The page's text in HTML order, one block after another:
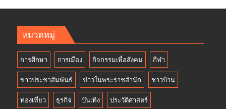
หมวดหมู่
การศึกษา การเมือง กิจกรรมเพื่อสังคม กีฬา
ข่าวประชาสัมพันธ์ ข่าวในพระราชสำนัก ชาวบ้าน
ท่องเที่ยว ธุรกิจ บันเทิง ประวัติศาสตร์